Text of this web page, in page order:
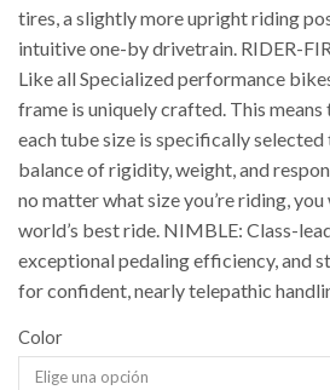
tires, a slightly more upright riding
intuitive one-by drivetrain. RIDER-
Like all Specialized performance
frame is uniquely crafted. This
each tube size is specifically
balance of rigidity, weight, and
no matter what size you’re riding,
world’s best ride. NIMBLE: Class-
exceptional pedaling efficiency, and
for confident, nearly telepathic
Color